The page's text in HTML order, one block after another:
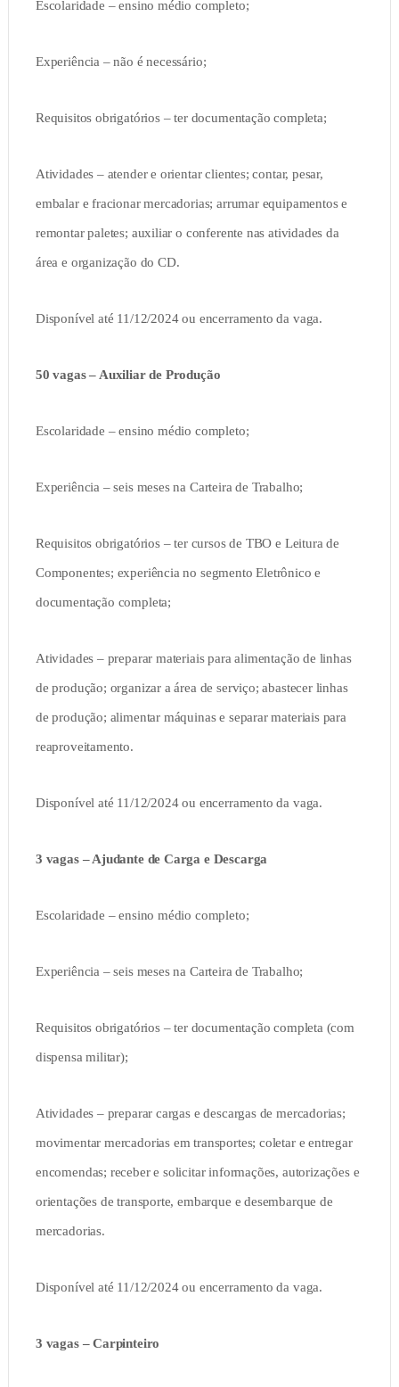
Escolaridade – ensino médio completo;
Experiência – não é necessário;
Requisitos obrigatórios – ter documentação completa;
Atividades – atender e orientar clientes; contar, pesar,
embalar e fracionar mercadorias; arrumar equipamentos e
remontar paletes; auxiliar o conferente nas atividades da
área e organização do CD.
Disponível até 11/12/2024 ou encerramento da vaga.
50 vagas – Auxiliar de Produção
Escolaridade – ensino médio completo;
Experiência – seis meses na Carteira de Trabalho;
Requisitos obrigatórios – ter cursos de TBO e Leitura de
Componentes; experiência no segmento Eletrônico e
documentação completa;
Atividades – preparar materiais para alimentação de linhas
de produção; organizar a área de serviço; abastecer linhas
de produção; alimentar máquinas e separar materiais para
reaproveitamento.
Disponível até 11/12/2024 ou encerramento da vaga.
3 vagas – Ajudante de Carga e Descarga
Escolaridade – ensino médio completo;
Experiência – seis meses na Carteira de Trabalho;
Requisitos obrigatórios – ter documentação completa (com
dispensa militar);
Atividades – preparar cargas e descargas de mercadorias;
movimentar mercadorias em transportes; coletar e entregar
encomendas; receber e solicitar informações, autorizações e
orientações de transporte, embarque e desembarque de
mercadorias.
Disponível até 11/12/2024 ou encerramento da vaga.
3 vagas – Carpinteiro